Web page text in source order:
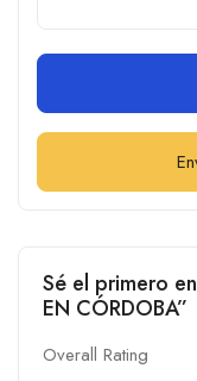
Sé el primero
EN CÓRDOBA”
Overall Rating